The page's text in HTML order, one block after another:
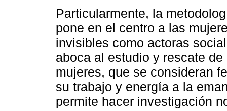
Particularmente, la
pone en el centro a las
invisibles como actoras
aboca al estudio y rescate
mujeres, que se consideran
su trabajo y energía a la
permite hacer investigación